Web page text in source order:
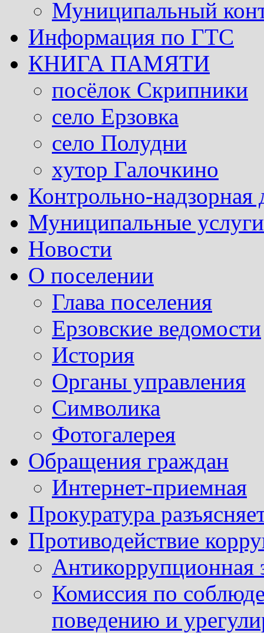
Муниципальный
Информация по ГТС
КНИГА ПАМЯТИ
посёлок Скрипники
село Ерзовка
село Полудни
хутор Галочкино
Контрольно-надзорная
Муниципальные
Новости
О поселении
Глава поселения
Ерзовские ведомости
История
Органы управления
Символика
Фотогалерея
Обращения граждан
Интернет-приемная
Прокуратура
Противодействие
Антикоррупционная
Комиссия по
поведению и